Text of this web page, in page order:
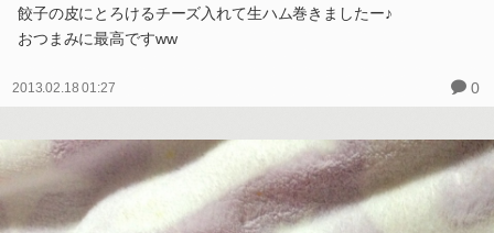
餃子の皮にとろけるチーズ入れて生ハム巻きましたー♪
おつまみに最高ですww
2013.02.18 01:27 0